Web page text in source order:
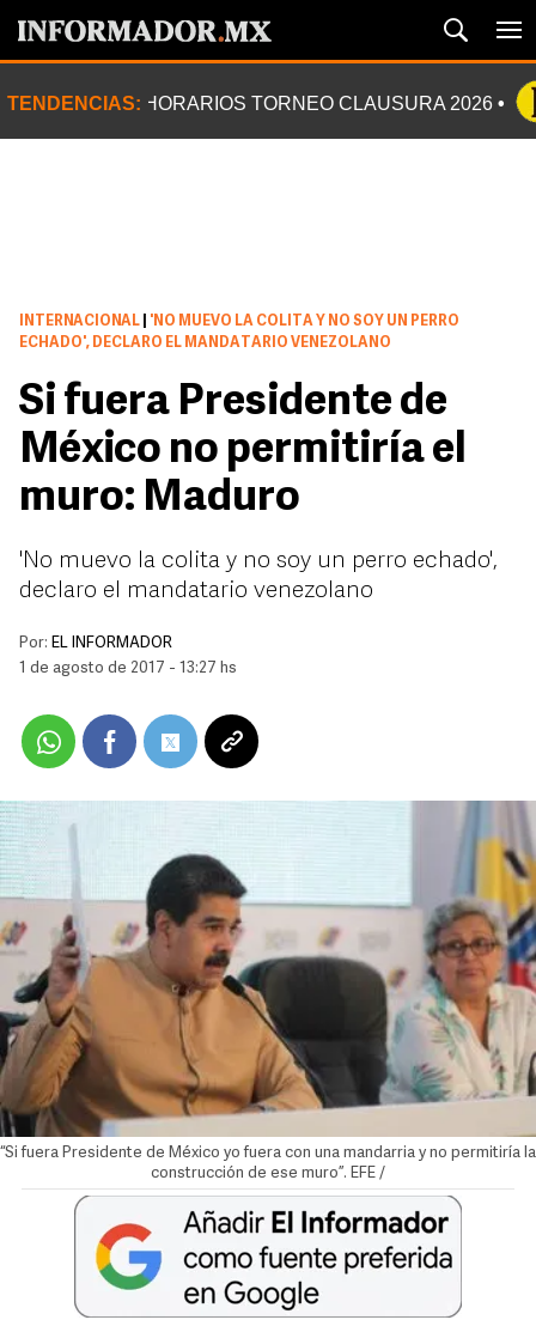
TENDENCIAS: HORARIOS TORNEO CLAUSURA 2026
INTERNACIONAL
'NO MUEVO LA COLITA Y NO SOY UN PERRO
ECHADO', DECLARO EL MANDATARIO VENEZOLANO
Si fuera Presidente de
México no permitiría el
muro: Maduro
'No muevo la colita y no soy un perro echado',
declaro el mandatario venezolano
Por: EL INFORMADOR
1 de agosto de 2017 - 13:27 hs
“Si fuera Presidente de México yo fuera con una mandarria y no permitiría la
construcción de ese muro”. EFE /